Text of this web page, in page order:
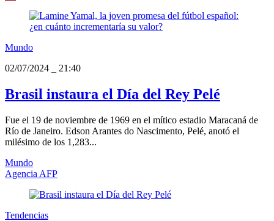
Mundo
02/07/2024
21:40
Brasil instaura el Día del Rey Pelé
Fue el 19 de noviembre de 1969 en el mítico estadio Maracaná de
Río de Janeiro. Edson Arantes do Nascimento, Pelé, anotó el
milésimo de los 1,283...
Mundo
Agencia AFP
Tendencias